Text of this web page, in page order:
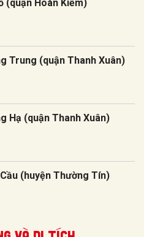
(quận Hoàn Kiếm)
Trung (quận Thanh Xuân)
Hạ (quận Thanh Xuân)
(huyện Thường Tín)